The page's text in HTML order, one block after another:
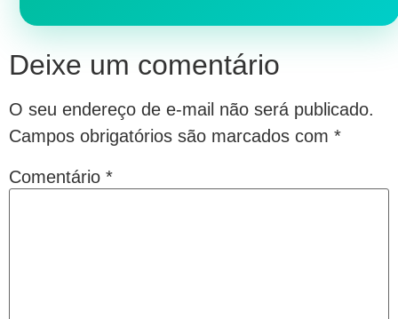
Deixe um comentário
O seu endereço de e-mail não será publicado.
Campos obrigatórios são marcados com *
Comentário *